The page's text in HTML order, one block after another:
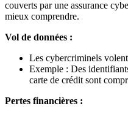
couverts par une assurance
mieux comprendre.
Vol de données :
Les cybercriminels
Exemple : Des
carte de crédit sont
Pertes financières :